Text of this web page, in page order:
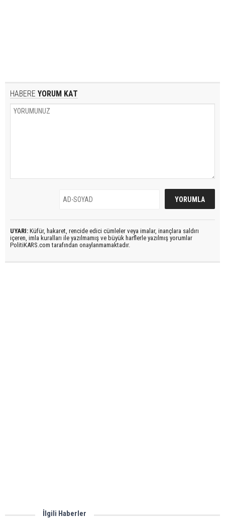
HABERE YORUM KAT
UYARI: Küfür, hakaret, rencide edici cümleler veya imalar, inançlara saldırı
içeren, imla kuralları ile yazılmamış ve büyük harflerle yazılmış yorumlar
PolitiKARS.com tarafından onaylanmamaktadır.
İlgili Haberler